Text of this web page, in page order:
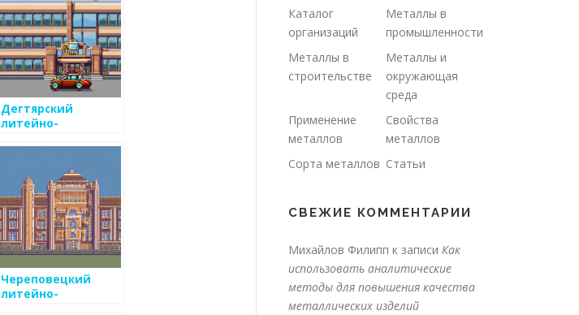
Дегтярский
литейно-
Череповецкий
литейно-
Каталог
организаций
Металлы в
промышленности
Металлы в
строительстве
Металлы и
окружающая
среда
Применение
металлов
Свойства
металлов
Сорта металлов Статьи
СВЕЖИЕ КОММЕНТАРИИ
Михайлов Филипп к записи Как
использовать аналитические
методы для повышения качества
металлических изделий